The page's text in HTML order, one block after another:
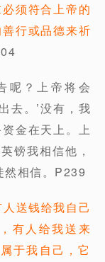
须符合上帝的
行或品德来祈
呢？上帝将会
去。’没有，我
金在天上。上
镑我相信他，
然相信。P239
送钱给我自己
有人给我送来
于我自己，它